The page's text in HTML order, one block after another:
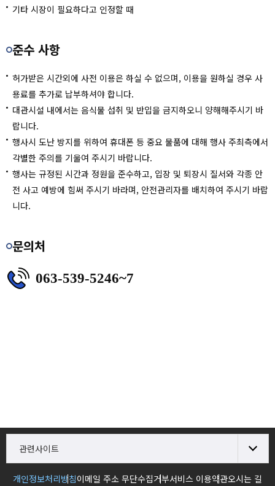
기타 시장이 필요하다고 인정할 때
준수 사항
허가받은 시간외에 사전 이용은 하실 수 없으며, 이용을 원하실 경우 사
용료를 추가로 납부하셔야 합니다.
대관시설 내에서는 음식물 섭취 및 반입을 금지하오니 양해해주시기 바
랍니다.
행사시 도난 방지를 위하여 휴대폰 등 중요 물품에 대해 행사 주최측에서
각별한 주의를 기울여 주시기 바랍니다.
행사는 규정된 시간과 정원을 준수하고, 입장 및 퇴장시 질서와 각종 안
전 사고 예방에 힘써 주시기 바라며, 안전관리자를 배치하여 주시기 바랍
니다.
문의처
063-539-5246~7
개인정보처리방침이메일 주소 무단수집거부서비스 이용약관오시는 길
관련사이트